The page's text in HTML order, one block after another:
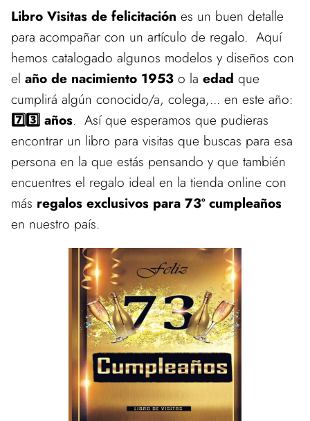
Libro Visitas de felicitación es un buen detalle
para acompañar con un artículo de regalo. Aquí
hemos catalogado algunos modelos y diseños con
el año de nacimiento 1953 o la edad que
cumplirá algún conocido/a, colega,... en este año:
7️⃣3️⃣ años. Así que esperamos que pudieras
encontrar un libro para visitas que buscas para esa
persona en la que estás pensando y que también
encuentres el regalo ideal en la tienda online con
más regalos exclusivos para 73º cumpleaños
en nuestro país.